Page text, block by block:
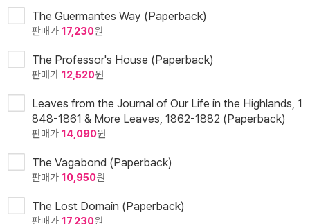
The Guermantes Way (Paperback)
판매가 17,230원
The Professor's House (Paperback)
판매가 12,520원
Leaves from the Journal of Our Life in the Highlands, 1
848-1861 & More Leaves, 1862-1882 (Paperback)
판매가 14,090원
The Vagabond (Paperback)
판매가 10,950원
The Lost Domain (Paperback)
판매가 17,230원